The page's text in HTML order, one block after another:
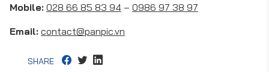
Mobile: 028 66 85 83 94 – 0986 97 38 97
Email: contact@panpic.vn
SHARE